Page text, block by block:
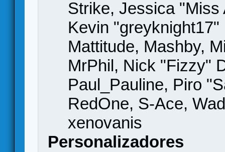
Strike, Jessica
Kevin
Mattitude, Mashby,
MrPhil, Nick "Fizzy"
Paul_Pauline, Piro
RedOne, S-Ace,
xenovanis
Personalizadores